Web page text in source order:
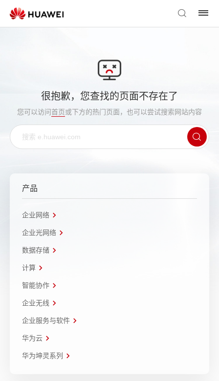
很抱歉，您查找的页面不存在了
您可以访问首页或下方的热门页面，也可以尝试搜索网站内容
产品
企业网络
企业光网络
数据存储
计算
智能协作
企业无线
企业服务与软件
华为云
华为坤灵系列